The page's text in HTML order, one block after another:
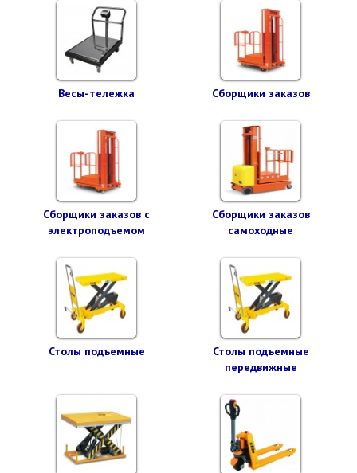
Весы-тележка Сборщики заказов
Сборщики заказов с
электроподъемом
Сборщики заказов
самоходные
Столы подъемные
Столы подъемные
передвижные